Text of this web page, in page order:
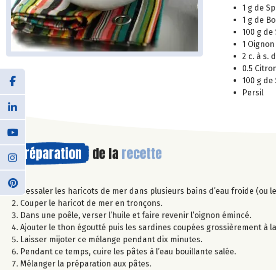
1 g de
1 g de
100 g de
1 Oignon
2 c. à s.
0.5
100 g
Persil
Préparation de la recette
Dessaler les haricots de mer dans plusieurs bains d’eau froide (ou
Couper le haricot de mer en tronçons.
Dans une poêle, verser l’huile et faire revenir l’oignon émincé.
Ajouter le thon égoutté puis les sardines coupées grossièrement à
Laisser mijoter ce mélange pendant dix minutes.
Pendant ce temps, cuire les pâtes à l’eau bouillante salée.
Mélanger la préparation aux pâtes.